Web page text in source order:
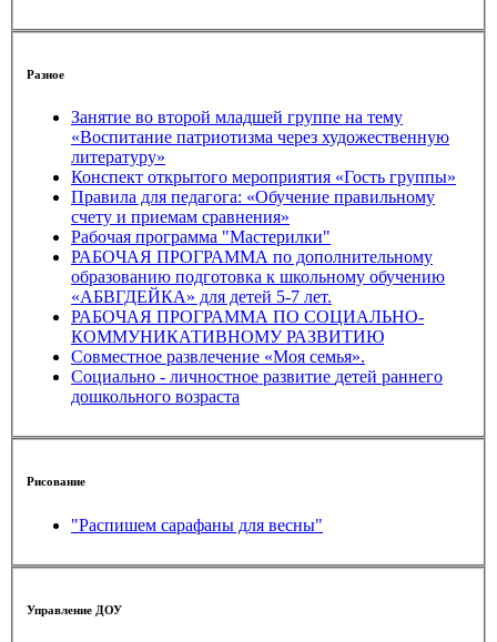
Разное
Занятие во второй младшей группе на тему
«Воспитание патриотизма через художественную
литературу»
Конспект открытого мероприятия «Гость группы»
Правила для педагога: «Обучение правильному
счету и приемам сравнения»
Рабочая программа "Мастерилки"
РАБОЧАЯ ПРОГРАММА по дополнительному
образованию подготовка к школьному обучению
«АБВГДЕЙКА» для детей 5-7 лет.
РАБОЧАЯ ПРОГРАММА ПО СОЦИАЛЬНО-
КОММУНИКАТИВНОМУ РАЗВИТИЮ
Совместное развлечение «Моя семья».
Социально - личностное развитие детей раннего
дошкольного возраста
Рисование
"Распишем сарафаны для весны"
Управление ДОУ